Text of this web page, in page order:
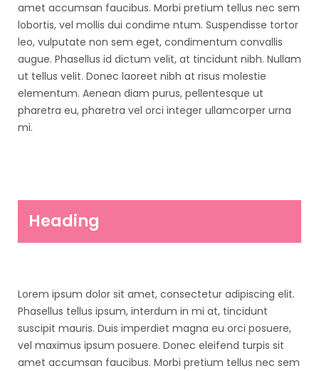
amet accumsan faucibus. Morbi pretium tellus nec sem
lobortis, vel mollis dui condime ntum. Suspendisse tortor
leo, vulputate non sem eget, condimentum convallis
augue. Phasellus id dictum velit, at tincidunt nibh. Nullam
ut tellus velit. Donec laoreet nibh at risus molestie
elementum. Aenean diam purus, pellentesque ut
pharetra eu, pharetra vel orci integer ullamcorper urna
mi.
Heading
Lorem ipsum dolor sit amet, consectetur adipiscing elit.
Phasellus tellus ipsum, interdum in mi at, tincidunt
suscipit mauris. Duis imperdiet magna eu orci posuere,
vel maximus ipsum posuere. Donec eleifend turpis sit
amet accumsan faucibus. Morbi pretium tellus nec sem